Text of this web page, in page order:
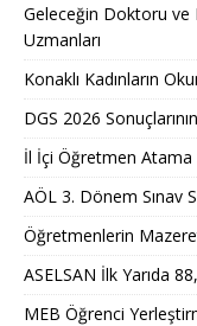
Geleceğin Doktoru ve
Uzmanları
Konaklı Kadınların
DGS 2026
İl İçi Öğretmen Atama
AÖL 3. Dönem Sınav
Öğretmenlerin
ASELSAN İlk Yarıda
MEB Öğrenci